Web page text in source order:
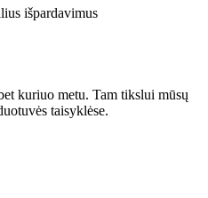
išpardavimus
kuriuo metu. Tam tikslui mūsų
taisyklėse.